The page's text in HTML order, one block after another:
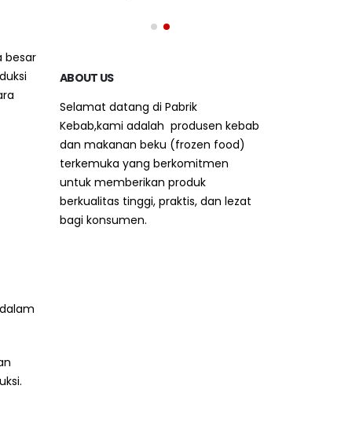
besar
ABOUT US
Selamat datang di Pabrik
Kebab,kami adalah produsen kebab
dan makanan beku (frozen food)
terkemuka yang berkomitmen
untuk memberikan produk
berkualitas tinggi, praktis, dan lezat
bagi konsumen.